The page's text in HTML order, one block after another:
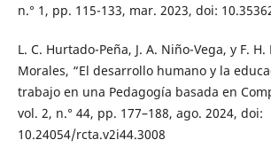
n.° 1, pp. 115-133, mar. 2023, doi:
L. C. Hurtado-Peña, J. A. Niño-Vega, y F.
Morales, “El desarrollo humano y la
trabajo en una Pedagogía basada en
vol. 2, n.° 44, pp. 177–188, ago. 2024, doi:
10.24054/rcta.v2i44.3008